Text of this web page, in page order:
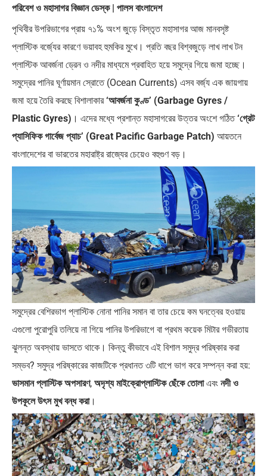
পরিবেশ ও মহাসাগর বিজ্ঞান ডেস্ক | পালস বাংলাদেশ
পৃথিবীর উপরিভাগের প্রায় ৭১% অংশ জুড়ে বিস্তৃত মহাসাগর আজ মানবসৃষ্ট
প্লাস্টিক বর্জ্যের কারণে ভয়াবহ হুমকির মুখে। প্রতি বছর বিশ্বজুড়ে লাখ লাখ টন
প্লাস্টিক আবর্জনা ড্রেন ও নদীর মাধ্যমে প্রবাহিত হয়ে সমুদ্রে গিয়ে জমা হচ্ছে।
সমুদ্রের পানির ঘূর্ণায়মান স্রোতে (Ocean Currents) এসব বর্জ্য এক জায়গায়
জমা হয়ে তৈরি করছে বিশালাকার‘আবর্জনা কুণ্ড’ (Garbage Gyres /
Plastic Gyres) । এদের মধ্যে প্রশান্ত মহাসাগরের উত্তর অংশে গঠিত‘গ্রেট
প্যাসিফিক গার্বেজ প্যাচ’ (Great Pacific Garbage Patch) আয়তনে
বাংলাদেশের বা ভারতের মহারাষ্ট্র রাজ্যের চেয়েও বহুগুণ বড়।
সমুদ্রের বেশিরভাগ প্লাস্টিক নোনা পানির সমান বা তার চেয়ে কম ঘনত্বের হওয়ায়
এগুলো পুরোপুরি তলিয়ে না গিয়ে পানির উপরিভাগে বা প্রথম কয়েক মিটার গভীরতায়
ঝুলন্ত অবস্থায় ভাসতে থাকে। কিন্তু কীভাবে এই বিশাল সমুদ্র পরিষ্কার করা
সম্ভব? সমুদ্র পরিষ্কারের কাজটিকে প্রধানত ৩টি ধাপে ভাগ করে সম্পন্ন করা হয়:
ভাসমান প্লাস্টিক অপসারণ, অদৃশ্য মাইক্রোপ্লাস্টিক ছেঁকে তোলাএবং নদী ও
উপকূলে উৎস মুখ বন্ধ করা।